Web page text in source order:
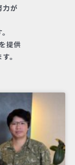
力が
提供
。